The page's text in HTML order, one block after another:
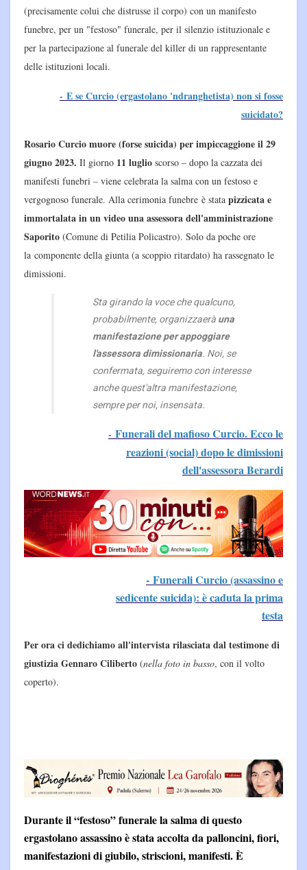
(precisamente colui che distrusse il corpo) con un manifesto
funebre, per un "festoso" funerale, per il silenzio istituzionale e
per la partecipazione al funerale del killer di un rappresentante
delle istituzioni locali.
- E se Curcio (ergastolano 'ndranghetista) non si fosse
suicidato?
Rosario Curcio muore (forse suicida) per impiccaggione il 29
giugno 2023. Il giorno 11 luglio scorso – dopo la cazzata dei
manifesti funebri – viene celebrata la salma con un festoso e
vergognoso funerale. Alla cerimonia funebre è stata pizzicata e
immortalata in un video una assessora dell'amministrazione
Saporito (Comune di Petilia Policastro). Solo da poche ore
la componente della giunta (a scoppio ritardato) ha rassegnato le
dimissioni.
Sta girando la voce che qualcuno,
probabilmente, organizzaeràuna
manifestazione per appoggiare
l'assessora dimissionaria. Noi, se
confermata, seguiremo con interesse
anche quest'altra manifestazione,
sempre per noi, insensata.
- Funerali del mafioso Curcio. Ecco le
reazioni (social) dopo le dimissioni
dell'assessora Berardi
- Funerali Curcio (assassino e
sedicente suicida): è caduta la prima
testa
Per ora ci dedichiamo all'intervista rilasciata dal testimone di
giustizia Gennaro Ciliberto (nella foto in basso, con il volto
coperto).
Durante il “festoso” funerale la salma di questo
ergastolano assassino è stata accolta da palloncini, fiori,
manifestazioni di giubilo, striscioni, manifesti. È